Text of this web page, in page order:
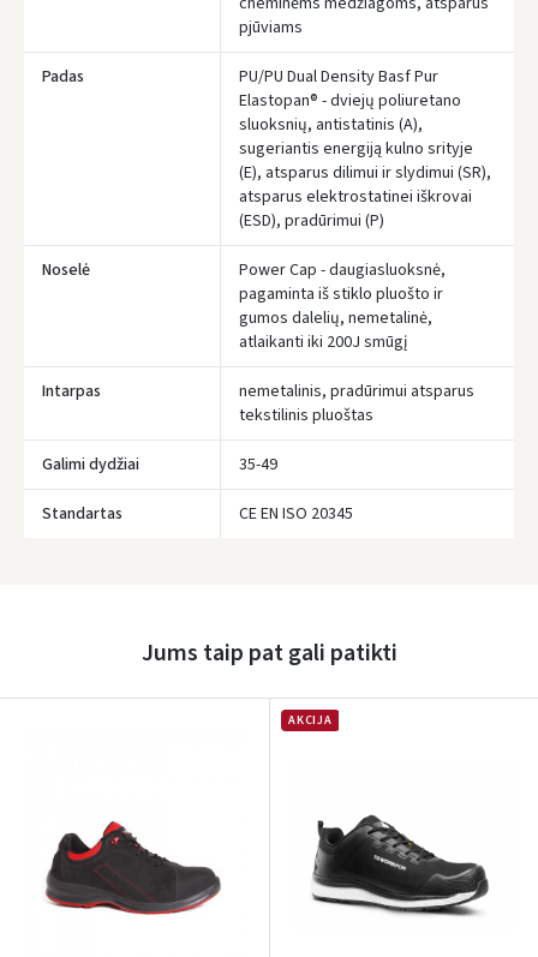
pjūviams
Padas
PU/PU Dual Density Basf Pur
Elastopan® - dviejų poliuretano
sluoksnių, antistatinis (A),
sugeriantis energiją kulno srityje
(E), atsparus dilimui ir slydimui (SR),
atsparus elektrostatinei iškrovai
(ESD), pradūrimui (P)
Noselė
Power Cap - daugiasluoksnė,
pagaminta iš stiklo pluošto ir
gumos dalelių, nemetalinė,
atlaikanti iki 200J smūgį
Intarpas
nemetalinis, pradūrimui atsparus
tekstilinis pluoštas
Galimi dydžiai 35-49
Standartas CE EN ISO 20345
Jums taip pat gali patikti
AKCIJA
Rašyti atsiliepimą
Prisijungti
Pamiršote slaptažodį?
ARBA
Facebook
Dar neturite paskyros? Registruokites